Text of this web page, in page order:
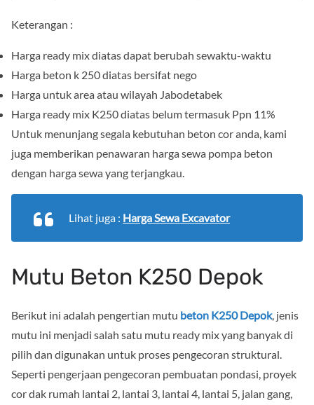
Keterangan :
Harga ready mix diatas dapat berubah sewaktu-waktu
Harga beton k 250 diatas bersifat nego
Harga untuk area atau wilayah Jabodetabek
Harga ready mix K250 diatas belum termasuk Ppn 11%
Untuk menunjang segala kebutuhan beton cor anda, kami
juga memberikan penawaran harga sewa pompa beton
dengan harga sewa yang terjangkau.
Lihat juga : Harga Sewa Excavator
Mutu Beton K250 Depok
Berikut ini adalah pengertian mutu beton K250 Depok, jenis
mutu ini menjadi salah satu mutu ready mix yang banyak di
pilih dan digunakan untuk proses pengecoran struktural.
Seperti pengerjaan pengecoran pembuatan pondasi, proyek
cor dak rumah lantai 2, lantai 3, lantai 4, lantai 5, jalan gang,